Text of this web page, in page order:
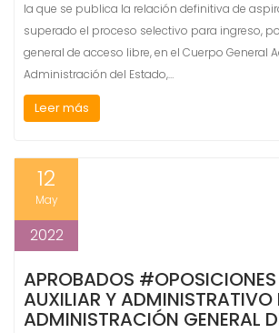
la que se publica la relación definitiva de
superado el proceso selectivo para ingreso,
general de acceso libre, en el Cuerpo General
Administración del Estado,…
Leer más
12
May
2022
APROBADOS #OPOSICIONES
AUXILIAR Y ADMINISTRATIVO
ADMINISTRACIÓN GENERAL